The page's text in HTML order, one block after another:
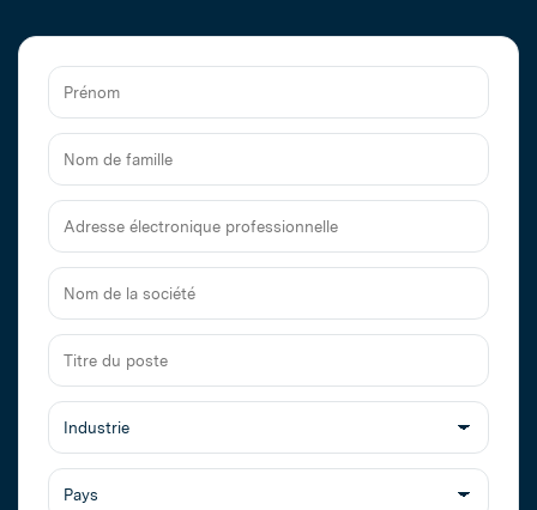
Prénom
Nom
de
famille
Adresse
électronique
professionnelle
Nom
de
la
société
Titre
du
poste